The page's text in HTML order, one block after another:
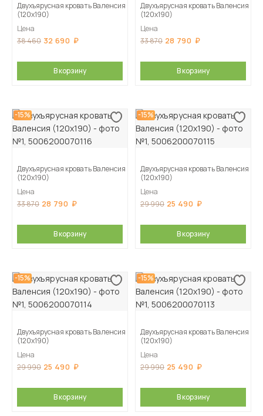
Двухъярусная кровать Валенсия
(120х190)
Цена
38 460 32 690
В корзину
Двухъярусная кровать Валенсия
(120х190)
Цена
33 870 28 790
В корзину
-15%
Двухъярусная кровать Валенсия
(120х190)
Цена
33 870 28 790
В корзину
-15%
Двухъярусная кровать Валенсия
(120х190)
Цена
29 990 25 490
В корзину
-15%
Двухъярусная кровать Валенсия
(120х190)
Цена
29 990 25 490
В корзину
-15%
Двухъярусная кровать Валенсия
(120х190)
Цена
29 990 25 490
В корзину